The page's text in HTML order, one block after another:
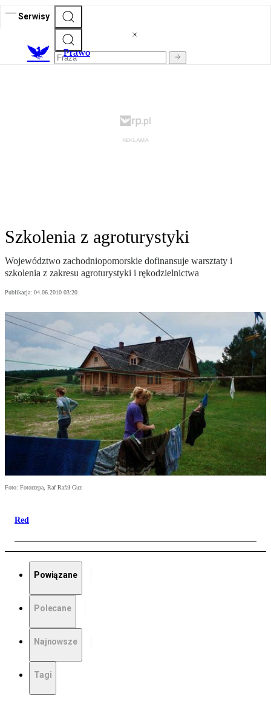
Serwisy
Prawo
Szkolenia z agroturystyki
Województwo zachodniopomorskie dofinansuje warsztaty i
szkolenia z zakresu agroturystyki i rękodzielnictwa
Publikacja: 04.06.2010 03:20
Foto: Fotorzepa, Raf Rafał Guz
Red
Powiązane
Polecane
Najnowsze
Tagi